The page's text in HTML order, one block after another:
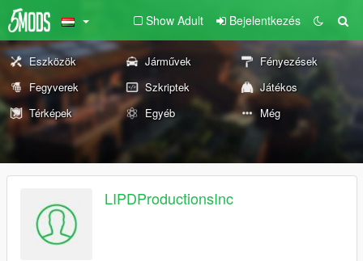
Show Adult Bejelentkezés
Eszközök Járművek
Fényezések
Fegyverek
Szkriptek
Játékos
Térképek
Egyéb Még
LIPDProductionsInc